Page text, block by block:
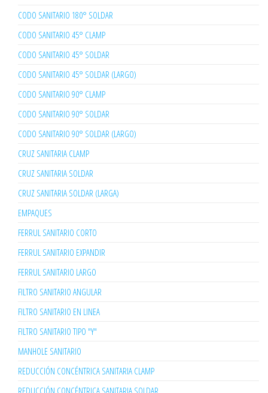
CODO SANITARIO 180° SOLDAR
CODO SANITARIO 45° CLAMP
CODO SANITARIO 45° SOLDAR
CODO SANITARIO 45° SOLDAR (LARGO)
CODO SANITARIO 90° CLAMP
CODO SANITARIO 90° SOLDAR
CODO SANITARIO 90° SOLDAR (LARGO)
CRUZ SANITARIA CLAMP
CRUZ SANITARIA SOLDAR
CRUZ SANITARIA SOLDAR (LARGA)
EMPAQUES
FERRUL SANITARIO CORTO
FERRUL SANITARIO EXPANDIR
FERRUL SANITARIO LARGO
FILTRO SANITARIO ANGULAR
FILTRO SANITARIO EN LINEA
FILTRO SANITARIO TIPO "Y"
MANHOLE SANITARIO
REDUCCIÓN CONCÉNTRICA SANITARIA CLAMP